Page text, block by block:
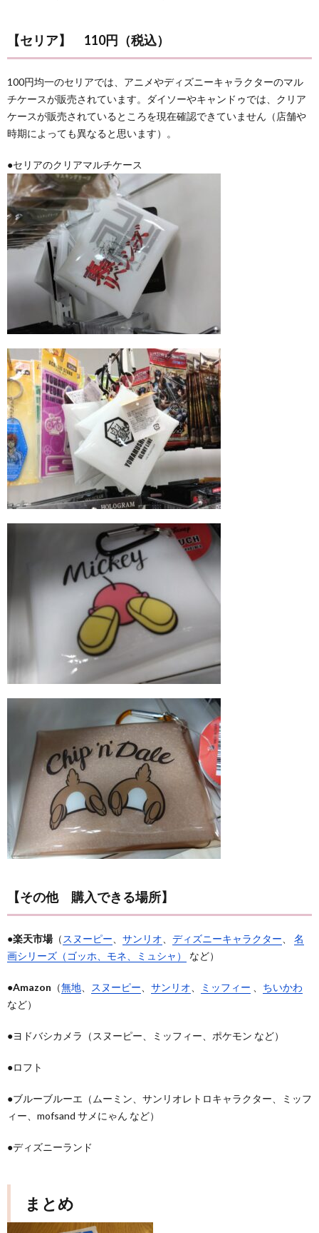
【セリア】 110円（税込）
100円均一のセリアでは、アニメやディズニーキャラクターのマル
チケースが販売されています。ダイソーやキャンドゥでは、クリア
ケースが販売されているところを現在確認できていません（店舗や
時期によっても異なると思います）。
●セリアのクリアマルチケース
【その他 購入できる場所】
●楽天市場（ スヌーピー サンリオ ディズニーキャラクター
名
画シリーズ（ゴッホ、モネ、ミュシャ）
など）
●Amazon （無地 スヌーピー サンリオ ミッフィー
ちいかわ
など）
●ヨドバシカメラ（スヌーピー、ミッフィー、ポケモン など）
●ロフト
●ブルーブルーエ（ムーミン、サンリオレトロキャラクター、ミッフ
ィー、mofsand サメにゃん など）
●ディズニーランド
まとめ